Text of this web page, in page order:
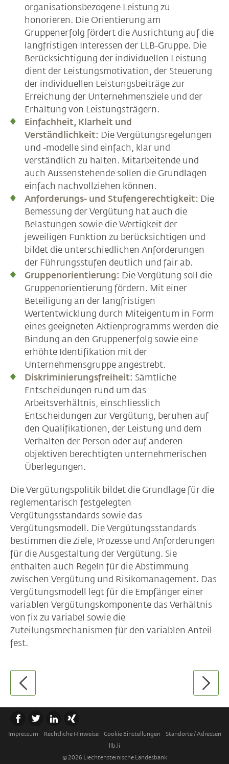
organisationsbezogene Leistung zu
honorieren. Die Orientierung am
Gruppenerfolg fördert die Ausrichtung auf die
langfristigen Interessen der LLB-Gruppe. Die
Berücksichtigung der individuellen Leistung
dient der Leistungsmotivation, der Steuerung
der individuellen Leistungsbeiträge zur
Erreichung der Unternehmensziele und der
Erhaltung von Leistungsträgern.
Einfachheit, Klarheit und
Verständlichkeit: Die Vergütungsregelungen
und -modelle sind einfach, klar und
verständlich zu halten. Mitarbeitende und
auch Aussenstehende sollen die Grundlagen
einfach nachvollziehen können.
Anforderungs- und Stufengerechtigkeit: Die
Bemessung der Vergütung hat auch die
Belastungen sowie die Wertigkeit der
jeweiligen Funktion zu berücksichtigen und
bildet die unterschiedlichen Anforderungen
der Führungsstufen deutlich und fair ab.
Gruppenorientierung: Die Vergütung soll die
Gruppenorientierung fördern. Mit einer
Beteiligung an der langfristigen
Wertentwicklung durch Miteigentum in Form
eines geeigneten Aktienprogramms werden die
Bindung an den Gruppenerfolg sowie eine
erhöhte Identifikation mit der
Unternehmensgruppe angestrebt.
Diskriminierungsfreiheit: Sämtliche
Entscheidungen rund um das
Arbeitsverhältnis, einschliesslich
Entscheidungen zur Vergütung, beruhen auf
den Qualifikationen, der Leistung und dem
Verhalten der Person oder auf anderen
objektiven berechtigten unternehmerischen
Überlegungen.
Die Vergütungspolitik bildet die Grundlage für die
reglementarisch festgelegten
Vergütungsstandards sowie das
Vergütungsmodell. Die Vergütungsstandards
bestimmen die Ziele, Prozesse und Anforderungen
für die Ausgestaltung der Vergütung. Sie
enthalten auch Regeln für die Abstimmung
zwischen Vergütung und Risikomanagement. Das
Vergütungsmodell legt für die Empfänger einer
variablen Vergütungskomponente das Verhältnis
von fix zu variabel sowie die
Zuteilungsmechanismen für den variablen Anteil
fest.
Impressum Rechtliche Hinweise Cookie Einstellungen
Standorte / Adressen
llb.li
© 2026 Liechtensteinische Landesbank